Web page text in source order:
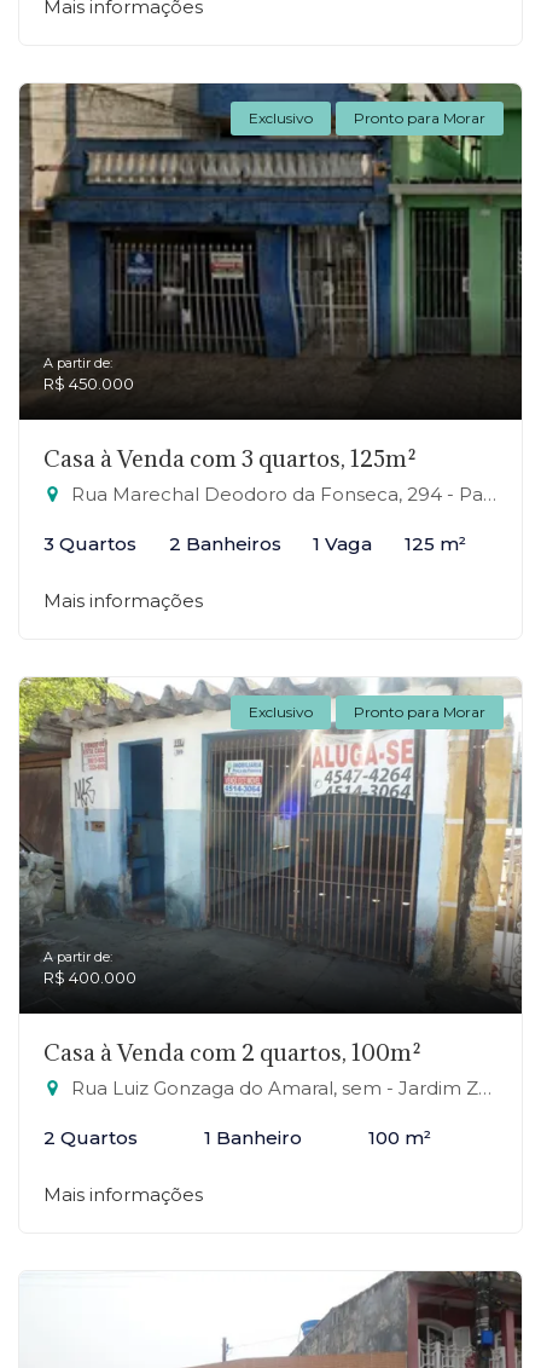
Mais informações
Exclusivo Pronto para Morar
A partir de:
R$ 450.000
Casa à Venda com 3 quartos, 125m²
Rua Marechal Deodoro da Fonseca, 294 - Parque São Vicente, Mauá-SP
3 Quartos 2 Banheiros 1 Vaga 125 m²
Mais informações
Exclusivo Pronto para Morar
A partir de:
R$ 400.000
Casa à Venda com 2 quartos, 100m²
Rua Luiz Gonzaga do Amaral, sem - Jardim Zaira, Mauá-SP
2 Quartos 1 Banheiro 100 m²
Mais informações